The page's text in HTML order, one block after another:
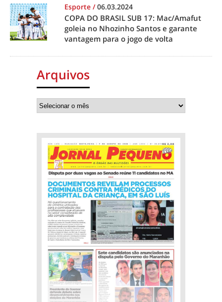
Esporte /06.03.2024
COPA DO BRASIL SUB 17: Mac/Amafut
goleia no Nhozinho Santos e garante
vantagem para o jogo de volta
Arquivos